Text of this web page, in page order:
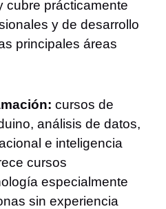
cubre prácticamente
y de desarrollo
principales áreas
cursos de
análisis de datos,
e inteligencia
cursos
especialmente
sin experiencia